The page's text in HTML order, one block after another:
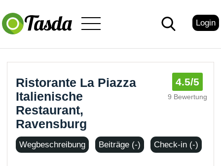
Login
Ristorante La Piazza
Italienische
Restaurant,
Ravensburg
4.5/5
9 Bewertung
Wegbeschreibung Beiträge (-) Check-in (-)